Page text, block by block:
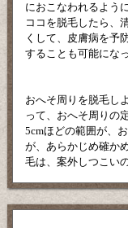
におこなわれるよう
ココを脱毛したら、
くして、皮膚病を予
することも可能にな
おへそ周りを脱毛し
って、おへそ周りの
5cmほどの範囲が、
が、あらかじめ確か
毛は、案外しつこい